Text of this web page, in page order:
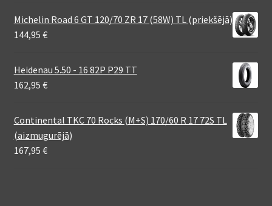
Michelin Road 6 GT 120/70 ZR 17 (58W) TL (priekšējā)
144,95 €
Heidenau 5.50 - 16 82P P29 TT
162,95 €
Continental TKC 70 Rocks (M+S) 170/60 R 17 72S TL
(aizmugurējā)
167,95 €